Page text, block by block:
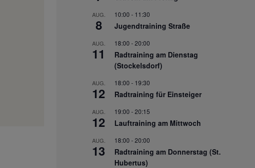
AUG.
8
10:00 - 11:30
Jugendtraining Straße
AUG.
11
18:00 -20:00
Radtraining am Dienstag
(Stockelsdorf)
AUG.
12
18:00 - 19:30
Radtraining für Einsteiger
AUG.
12
19:00 -20:15
Lauftraining am Mittwoch
AUG.
13
18:00 -20:00
Radtraining am Donnerstag (St.
Hubertus)